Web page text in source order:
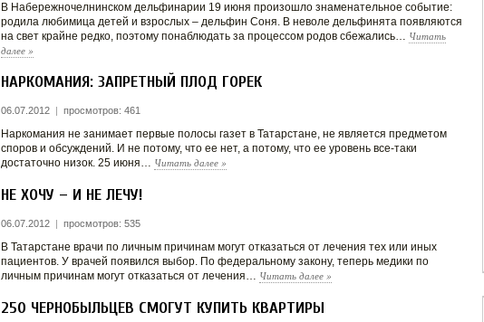
В Набережночелнинском дельфинарии 19 июня произошло знаменательное событие:
родила любимица детей и взрослых – дельфин Соня. В неволе дельфинята появляются
на свет крайне редко, поэтому понаблюдать за процессом родов сбежались… Читать
далее »
НАРКОМАНИЯ: ЗАПРЕТНЫЙ ПЛОД ГОРЕК
06.07.2012 | просмотров: 461
Наркомания не занимает первые полосы газет в Татарстане, не является предметом
споров и обсуждений. И не потому, что ее нет, а потому, что ее уровень все-таки
достаточно низок. 25 июня… Читать далее »
НЕ ХОЧУ – И НЕ ЛЕЧУ!
06.07.2012 | просмотров: 535
В Татарстане врачи по личным причинам могут отказаться от лечения тех или иных
пациентов. У врачей появился выбор. По федеральному закону, теперь медики по
личным причинам могут отказаться от лечения… Читать далее »
250 ЧЕРНОБЫЛЬЦЕВ СМОГУТ КУПИТЬ КВАРТИРЫ